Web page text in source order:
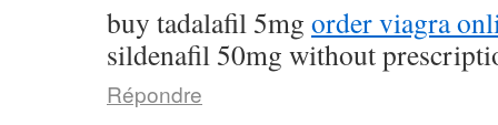
buy tadalafil 5mg order viagra
sildenafil 50mg without
Répondre